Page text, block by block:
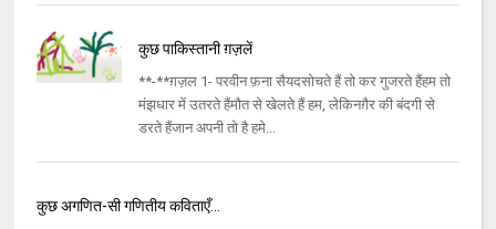
कुछ पाकिस्तानी ग़ज़लें
**-**ग़ज़ल 1- परवीन फ़ना सैयदसोचते हैं तो कर गुजरते हैंहम तो
मंझधार में उतरते हैंमौत से खेलते हैं हम, लेकिनग़ैर की बंदगी से
डरते हैंजान अपनी तो है हमे...
कुछ अगणित-सी गणितीय कविताएँ...